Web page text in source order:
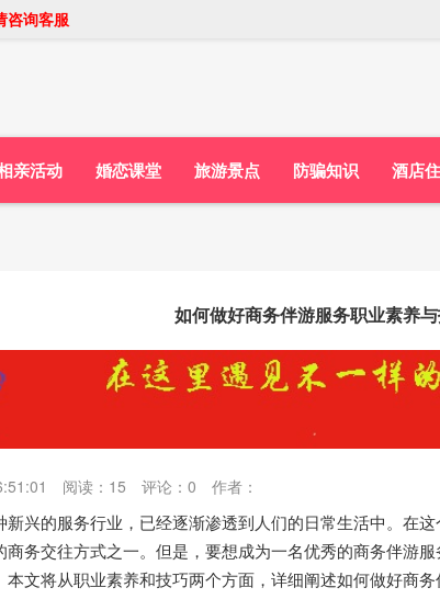
咨询客服
亲活动 婚恋课堂 旅游景点 防骗知识 酒店
如何做好商务伴游服务职业素养
阅读： 15 评论： 0 作者：
新兴的服务行业，已经逐渐渗透到人们的日常生活中。在
商务交往方式之一。但是，要想成为一名优秀的商务伴游
文将从职业素养和技巧两个方面，详细阐述如何做好商务